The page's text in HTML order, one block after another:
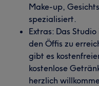
Make-up,
spezialisiert.
Extras: Das
den Öffis zu
gibt es
kostenlose
herzlich